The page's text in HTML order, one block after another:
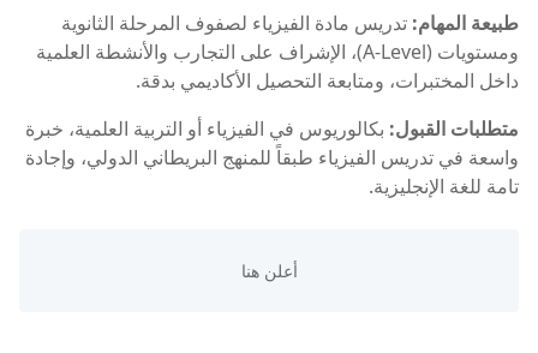
طبيعة المهام: تدريس مادة الفيزياء لصفوف المرحلة الثانوية
ومستويات (A-Level)، الإشراف على التجارب والأنشطة العلمية
داخل المختبرات، ومتابعة التحصيل الأكاديمي بدقة.
متطلبات القبول: بكالوريوس في الفيزياء أو التربية العلمية، خبرة
واسعة في تدريس الفيزياء طبقاً للمنهج البريطاني الدولي، وإجادة
تامة للغة الإنجليزية.